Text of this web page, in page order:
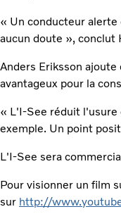
« Un conducteur
aucun doute », conclut
Anders Eriksson
avantageux pour la
« L'I-See réduit l'usure
exemple. Un point
L'I-See sera
Pour visionner un film
sur http://